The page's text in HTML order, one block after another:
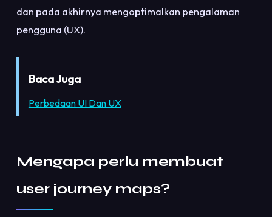
dan pada akhirnya mengoptimalkan pengalaman
pengguna (UX).
Baca Juga
Perbedaan UI Dan UX
Mengapa perlu membuat
user journey maps?